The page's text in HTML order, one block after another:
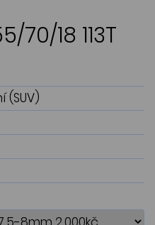
70/18 113T
(SUV)